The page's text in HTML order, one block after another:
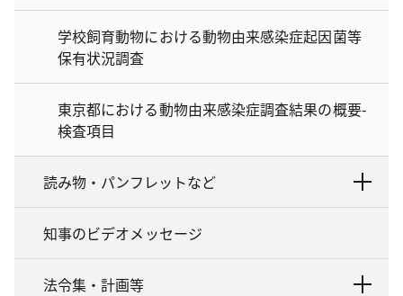
学校飼育動物における動物由来感染症起因菌等
保有状況調査
東京都における動物由来感染症調査結果の概要-
検査項目
読み物・パンフレットなど
知事のビデオメッセージ
法令集・計画等